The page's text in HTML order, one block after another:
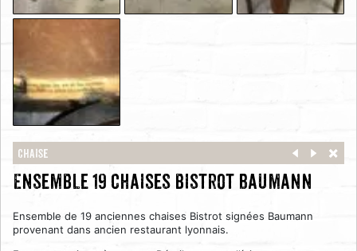
Chaise
Ensemble 19 chaises bistrot Baumann
Ensemble de 19 anciennes chaises Bistrot signées Baumann
provenant dans ancien restaurant lyonnais.